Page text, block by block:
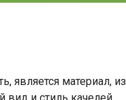
является материал, из